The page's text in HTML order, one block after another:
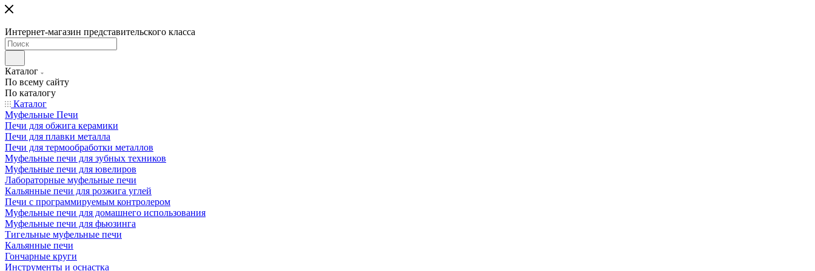
Интернет-магазин представительского класса
Каталог
По всему сайту
По каталогу
Каталог
Муфельные Печи
Печи для обжига керамики
Печи для плавки металла
Печи для термообработки металлов
Муфельные печи для зубных техников
Муфельные печи для ювелиров
Лабораторные муфельные печи
Кальянные печи для розжига углей
Печи с программируемым контролером
Муфельные печи для домашнего использования
Муфельные печи для фьюзинга
Тигельные муфельные печи
Кальянные печи
Гончарные круги
Инструменты и оснастка